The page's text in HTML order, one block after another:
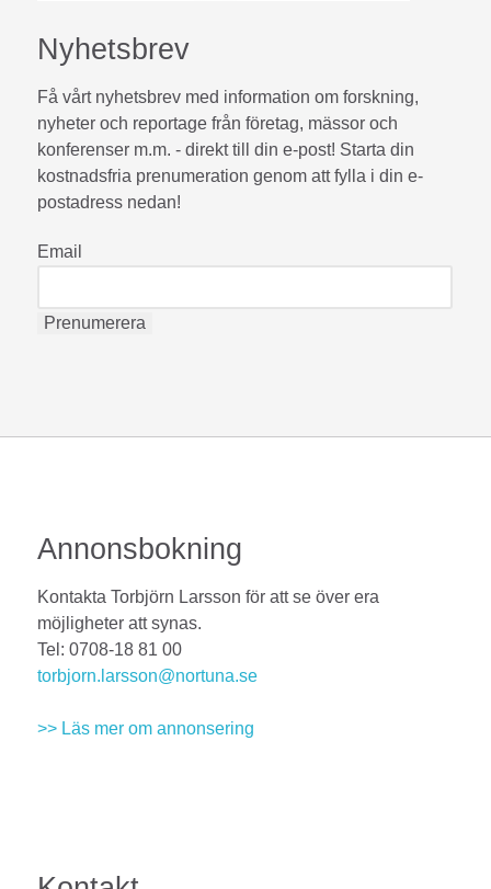
Nyhetsbrev
Få vårt nyhetsbrev med information om forskning,
nyheter och reportage från företag, mässor och
konferenser m.m. - direkt till din e-post! Starta din
kostnadsfria prenumeration genom att fylla i din e-
postadress nedan!
Email
Annonsbokning
Kontakta Torbjörn Larsson för att se över era
möjligheter att synas.
Tel: 0708-18 81 00
torbjorn.larsson@nortuna.se
>> Läs mer om annonsering